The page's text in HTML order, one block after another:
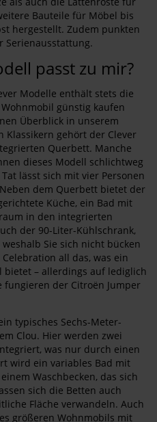
Bauteile für Möbel bis
hergestellt. Zudem punkten
Serienausstattung.
passt zu mir?
Modelle enthält stets die
günstig kaufen
Überblick in unserem
Klassikern gehört der Clever
Querbett. Manche
dieses Modell schlichtweg
lässt sich mit vier Personen
dem Querbett bietet der
Küche, ein Bad mit
in den integrierten
der 90-Liter-Kühlschrank,
Sie sich nicht bücken
all das, was ein
bietet – allerdings auf lediglich
fungieren der Citroën Jumper
typisches Sechs-Meter-
Clou. Hier werden zwei
was nur durch einen
wird ein variables Bad mit
Waschbecken, das sich
sich die Betten auch
Fläche verwandeln. Auch
größeren Wohnmobils mit